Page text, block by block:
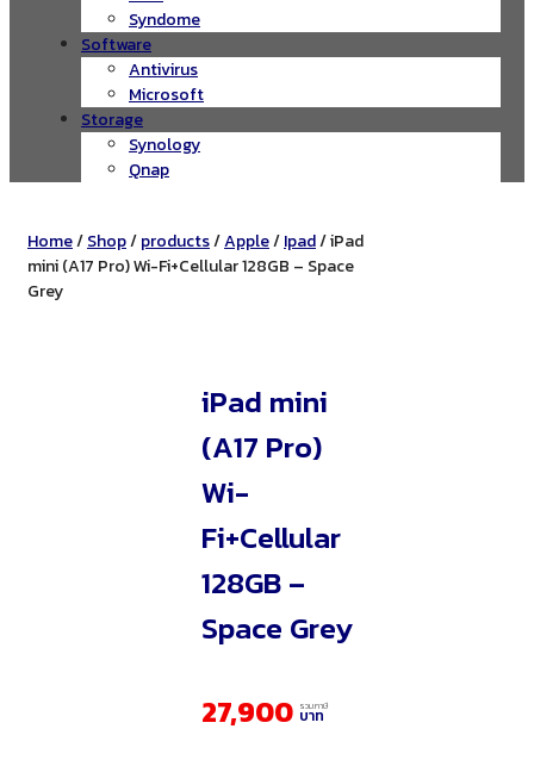
Syndome
Software
Antivirus
Microsoft
Storage
Synology
Qnap
Home/Shop/products/Apple/Ipad/ iPad
mini (A17 Pro) Wi-Fi+Cellular 128GB – Space
Grey
iPad mini
(A17 Pro)
Wi-
Fi+Cellular
128GB –
Space Grey
27,900 รวมภาษี
บาท